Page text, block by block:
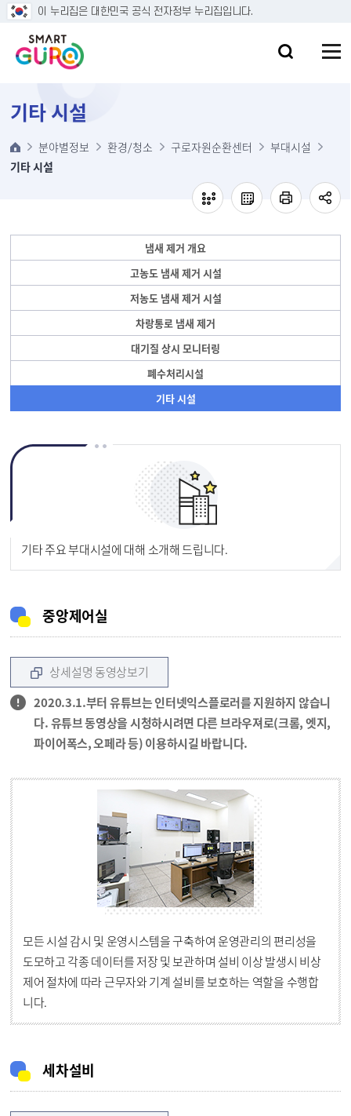
본문 바로가기
이 누리집은 대한민국 공식 전자정부 누리집입니다.
기타 시설
분야별정보 환경/청소 구로자원순환센터
부대시설
기타 시설
냄새 제거 개요
고농도 냄새 제거 시설
저농도 냄새 제거 시설
차랑통로 냄새 제거
대기질 상시 모니터링
폐수처리시설
기타 시설
기타 주요 부대시설에 대해 소개해 드립니다.
중앙제어실
상세설명 동영상보기
2020.3.1.부터 유튜브는 인터넷익스플로러를 지원하지 않습니
다. 유튜브 동영상을 시청하시려면 다른 브라우져로(크롬, 엣지,
파이어폭스, 오페라 등) 이용하시길 바랍니다.
모든 시설 감시 및 운영시스템을 구축하여 운영관리의 편리성을
도모하고 각종 데이터를 저장 및 보관하며 설비 이상 발생시 비상
제어 절차에 따라 근무자와 기계 설비를 보호하는 역할을 수행합
니다.
세차설비